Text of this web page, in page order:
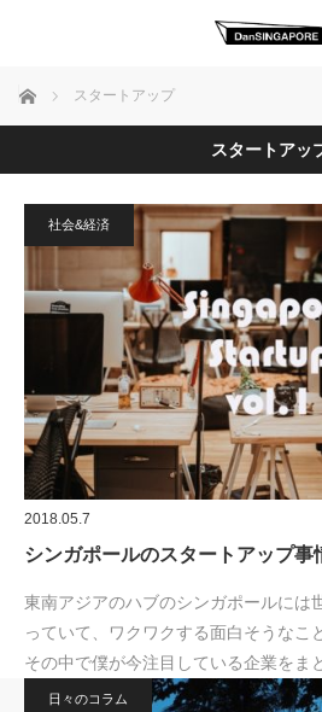
ホーム スタートアップ
スタートアッ
社会&経済
2018.05.7
シンガポールのスタートアップ
東南アジアのハブのシンガポールには
っていて、ワクワクする面白そうなこ
その中で僕が今注目している企業をま
日々のコラム